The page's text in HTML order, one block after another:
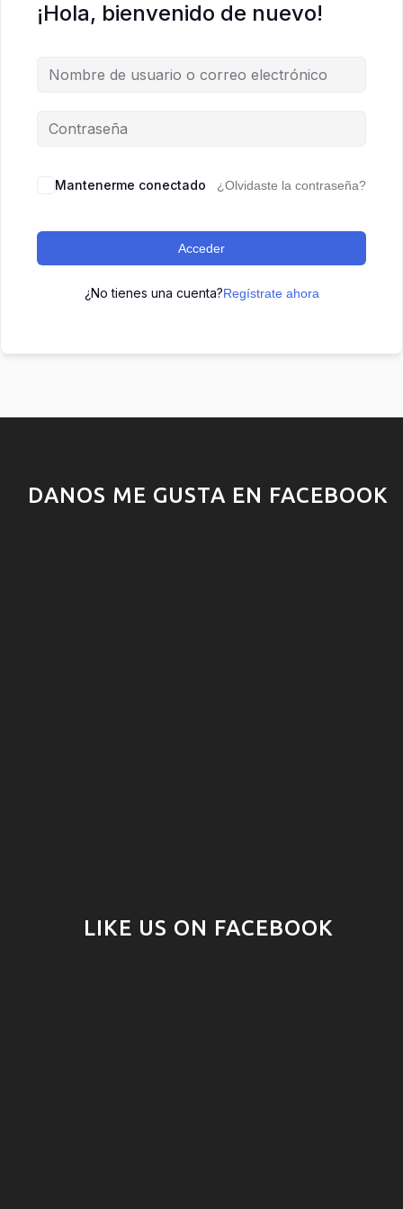
¡Hola, bienvenido de nuevo!
Mantenerme conectado ¿Olvidaste la contraseña?
Acceder
¿No tienes una cuenta?Regístrate ahora
DANOS ME GUSTA EN FACEBOOK
LIKE US ON FACEBOOK